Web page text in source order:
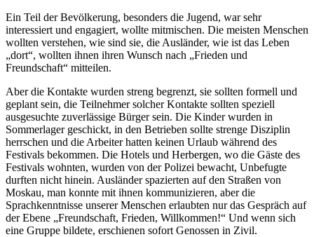
Ein Teil der Bevölkerung, besonders die Jugend, war sehr
interessiert und engagiert, wollte mitmischen. Die meisten Menschen
wollten verstehen, wie sind sie, die Ausländer, wie ist das Leben
dort , wollten ihnen ihren Wunsch nach
Frieden und
Freundschaft
mitteilen.
Aber die Kontakte wurden streng begrenzt, sie sollten formell und
geplant sein, die Teilnehmer solcher Kontakte sollten speziell
ausgesuchte zuverlässige Bürger sein. Die Kinder wurden in
Sommerlager geschickt, in den Betrieben sollte strenge Disziplin
herrschen und die Arbeiter hatten keinen Urlaub während des
Festivals bekommen. Die Hotels und Herbergen, wo die Gäste des
Festivals wohnten, wurden von der Polizei bewacht, Unbefugte
durften nicht hinein. Ausländer spazierten auf den Straßen von
Moskau, man konnte mit ihnen kommunizieren, aber die
Sprachkenntnisse unserer Menschen erlaubten nur das Gespräch auf
der Ebene
Freundschaft, Frieden, Willkommen!
Und wenn sich
eine Gruppe bildete, erschienen sofort Genossen in Zivil.